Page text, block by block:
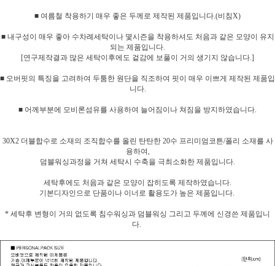
■ 여름철 착용하기 매우 좋은 두께로 제작된 제품입니다.(비침X)
■ 내구성이 매우 좋아 수차례세탁이나 몇시즌을 착용하셔도 처음과 같은 모양이 유지
되는 제품입니다.
[연구제작결과 많은 세탁이후에도 겉감에 보풀이 거의 생기지 않습니다.]
■ 오버핏의 특징을 고려하여 두툼한 원단을 직조하여 핏이 매우 이쁘게 제작된 제품입
니다.
■ 어께부분에 모비론섬유를 사용하여 늘어짐이나 쳐짐을 방지하였습니다.
30X2 더블합수로 소재의 조직합수를 올린 탄탄한 20수 프리미엄코튼/폴리 소재를 사
용하여,
덤블워싱과정을 거쳐 세탁시 수축을 극최소화한 제품입니다.
세탁후에도 처음과 같은 모양이 잡히도록 제작하였습니다.
기본디자인으로 단품이나 이너로 활용도가 높은 제품입니다.
* 세탁후 변형이 거의 없도록 침수워싱과 덤블워싱 그리고 두께에 신경쓴 제품입니
다.